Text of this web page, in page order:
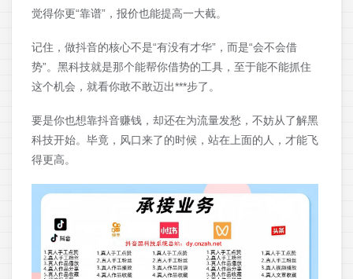
觉得你更“靠谱”，报价也能提高一大截。
记住，做抖音的核心不是“有没有才华”，而是“会不会借
势”。黑科技就是那个能帮你借势的工具，至于能不能抓住
这个机会，就看你敢不敢迈出***步了。
要是你也想靠抖音赚钱，却还在为流量发愁，不妨从了解黑
科技开始。毕竟，风口来了的时候，站在上面的人，才能飞
得更高。